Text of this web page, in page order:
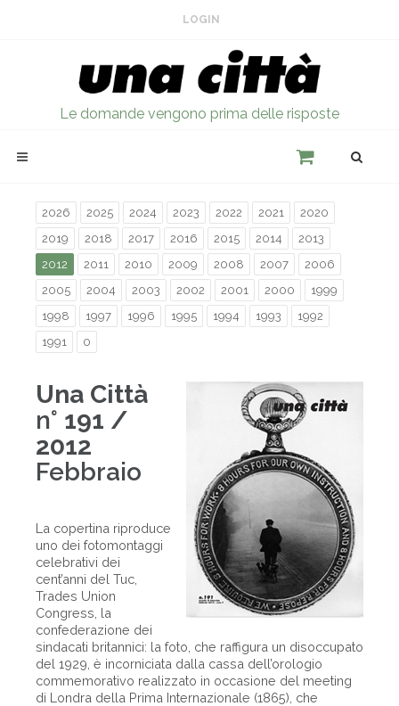
LOGIN
Le domande vengono prima delle risposte
2026 2025 2024 2023 2022 2021
2020
2019
2018 2017 2016 2015 2014
2013
2012
2011 2010 2009 2008 2007
2006
2005
2004 2003 2002 2001 2000
1999
1998
1997 1996 1995 1994 1993
1992
1991
0
Una Città
n° 191 /
2012
Febbraio
La copertina riproduce
uno dei fotomontaggi
celebrativi dei
cent’anni del Tuc,
Trades Union
Congress, la
confederazione dei
sindacati britannici: la foto, che raffigura un disoccupato
del 1929, è incorniciata dalla cassa dell’orologio
commemorativo realizzato in occasione del meeting
di Londra della Prima Internazionale (1865), che